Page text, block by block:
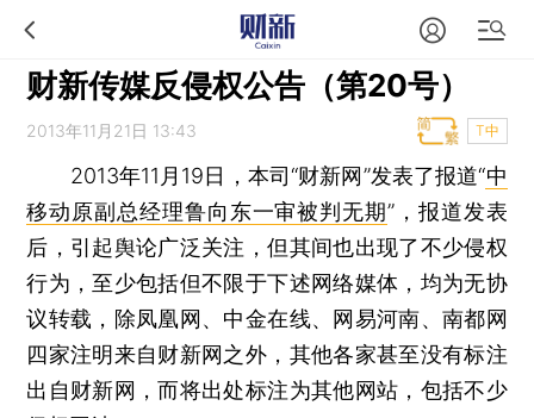
财新传媒反侵权公告（第20号）
2013年11月21日 13:43 T中
2013年11月19日，本司“财新网”发表了报道“中
移动原副总经理鲁向东一审被判无期”，报道发表
后，引起舆论广泛关注，但其间也出现了不少侵权
行为，至少包括但不限于下述网络媒体，均为无协
议转载，除凤凰网、中金在线、网易河南、南都网
四家注明来自财新网之外，其他各家甚至没有标注
出自财新网，而将出处标注为其他网站，包括不少